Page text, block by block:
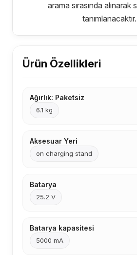
arama sırasında alınarak
tanımlanacaktır.
Ürün Özellikleri
Ağırlık: Paketsiz
6.1 kg
Aksesuar Yeri
on charging stand
Batarya
25.2 V
Batarya kapasitesi
5000 mA